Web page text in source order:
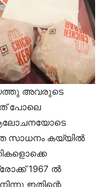
അവരുടെ
പോലെ
ആലോചനയോടെ
സാധനം കയ്യിൽ
1967 ൽ
ഇതിന്റെ